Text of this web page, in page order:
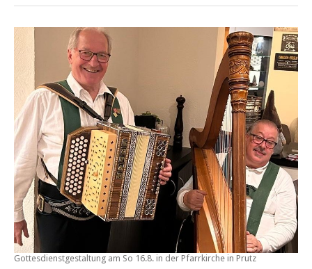
Gottesdienstgestaltung am So 16.8. in der Pfarrkirche in Prutz